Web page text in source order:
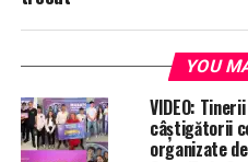
YOU
VIDEO:
câștigătorii
organizate